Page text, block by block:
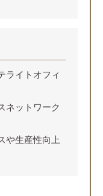
ライトオフィ
ネットワーク
や生産性向上